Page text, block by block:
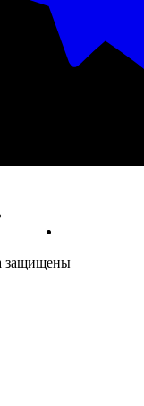
соглашение
защищены